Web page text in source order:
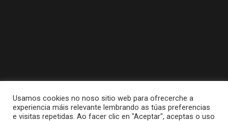
Usamos cookies no noso sitio web para ofrecerche a
experiencia máis relevante lembrando as túas preferencias
e visitas repetidas. Ao facer clic en "Aceptar", aceptas o uso